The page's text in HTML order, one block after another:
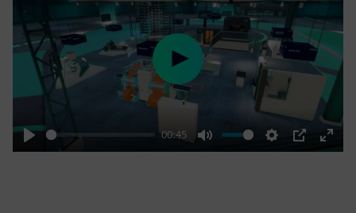
Play
00:45
Mute Settings
PIP
Enter
Play